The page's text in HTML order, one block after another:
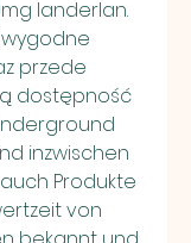
landerlan.
przede
dostępność
inzwischen
Produkte
von